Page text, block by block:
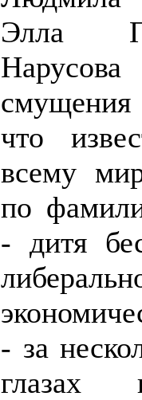
Элла
что
всему
по
- дитя
- за
глазах